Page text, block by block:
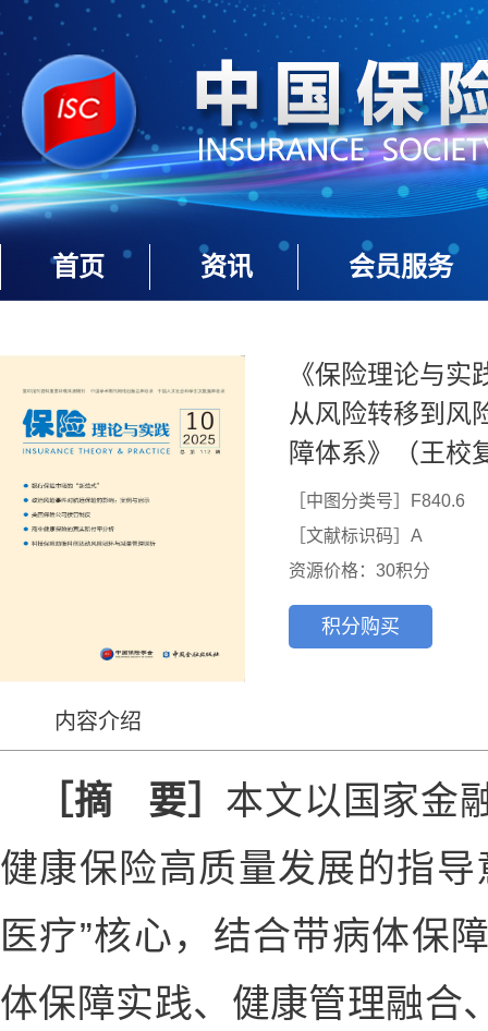
首页 资讯 会员服务
《保险理论与
从风险转移到风
障体系》（王校
［中图分类号］F840.6
［文献标识码］A
资源价格：30积分
积分购买
内容介绍
［摘 要］ 本文以国家金
健康保险高质量发展的指
医疗”核心，结合带病体保
体保障实践、健康管理融合